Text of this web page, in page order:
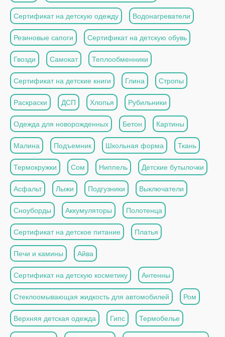
Сертификат на детскую одежду Водонагреватели
Резиновые сапоги Сертификат на детскую обувь
Гвозди Самокат Теплообменники
Сертификат на детские книги Глина Стропы
Раскраски ДСП Хлопья Рубильники
Одежда для новорожденных Бетон Картины
Малина Подъемник Школьная форма Ткань
Термокружки Сом Ниппель Детские бутылочки
Асфальт Лыжи Подгузники Выключатели
Сноуборды Аккумуляторы Полотенца
Сертификат на детское питание Платья
Печи и камины Айва
Сертификат на детскую косметику Антенны
Стеклоомывающая жидкость для автомобилей Ром
Верхняя детская одежда Гипс Термобелье